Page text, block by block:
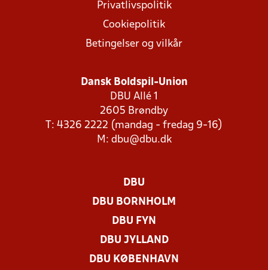
Privatlivspolitik
Cookiepolitik
Betingelser og vilkår
Dansk Boldspil-Union
DBU Allé 1
2605 Brøndby
T: 4326 2222 (mandag - fredag 9-16)
M: dbu@dbu.dk
DBU
DBU BORNHOLM
DBU FYN
DBU JYLLAND
DBU KØBENHAVN